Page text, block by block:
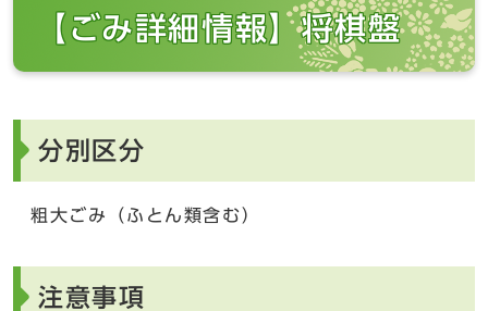
【ごみ詳細情報】将棋盤
分別区分
粗大ごみ（ふとん類含む）
注意事項